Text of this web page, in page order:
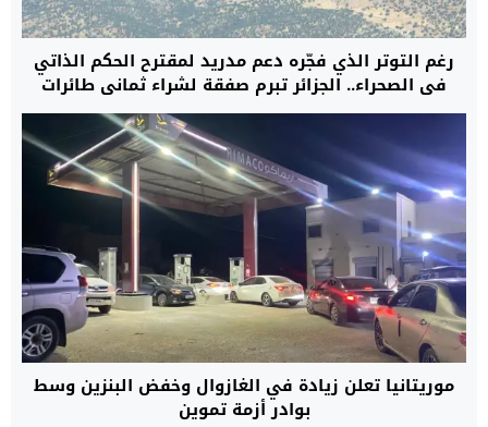
رغم التوتر الذي فجّره دعم مدريد لمقترح الحكم الذاتي
في الصحراء.. الجزائر تبرم صفقة لشراء ثماني طائرات
عسكرية من طراز C295 من إسبانيا
موريتانيا تعلن زيادة في الغازوال وخفض البنزين وسط
بوادر أزمة تموين